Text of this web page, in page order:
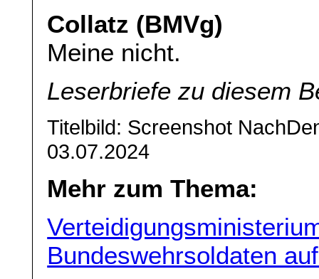
Collatz (BMVg)
Meine nicht.
Leserbriefe zu diesem
Titelbild: Screenshot
03.07.2024
Mehr zum Thema:
Bundeswehrsoldaten